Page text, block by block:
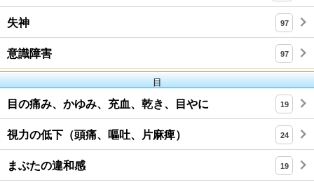
失神 97
意識障害 97
目
目の痛み、かゆみ、充血、乾き、目やに 19
視力の低下（頭痛、嘔吐、片麻痺） 24
まぶたの違和感 19